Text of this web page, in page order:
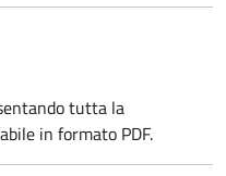
tutta la
in formato PDF.